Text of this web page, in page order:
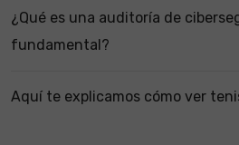
¿Qué es una auditoría de
fundamental?
Aquí te explicamos cómo ver